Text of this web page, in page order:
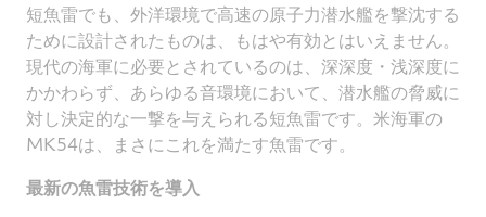
短魚雷でも、外洋環境で高速の原子力潜水艦を撃沈する
ために設計されたものは、もはや有効とはいえません。
現代の海軍に必要とされているのは、深深度・浅深度に
かかわらず、あらゆる音環境において、潜水艦の脅威に
対し決定的な一撃を与えられる短魚雷です。米海軍の
MK54は、まさにこれを満たす魚雷です。
最新の魚雷技術を導入